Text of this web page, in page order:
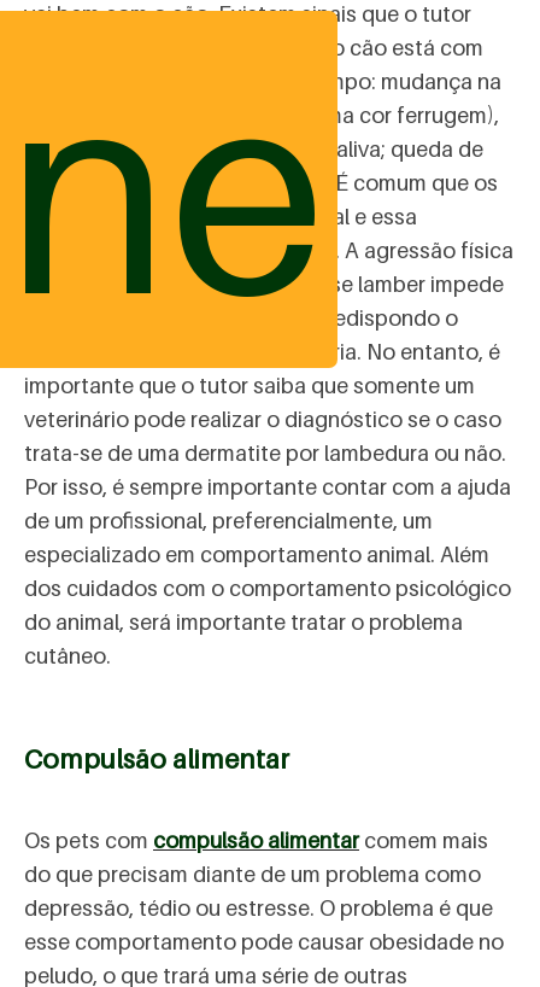
vai bem com o cão. Existem sinais que o tutor
deve notar caso desconfie que o cão está com
“mania” de se lamber todo o tempo: mudança na
coloração do pelo na região (uma cor ferrugem),
que ocorre devido à acidez da saliva; queda de
pelos, ferida na região afetada. É comum que os
cães comecem a lamber um local e essa
constante provoque uma ferida. A agressão física
causada pelo ato repetitivo de se lamber impede
a ferida de cicatrizar e acaba predispondo o
animal a uma infecção secundária. No entanto, é
importante que o tutor saiba que somente um
veterinário pode realizar o diagnóstico se o caso
trata-se de uma dermatite por lambedura ou não.
Por isso, é sempre importante contar com a ajuda
de um profissional, preferencialmente, um
especializado em comportamento animal. Além
dos cuidados com o comportamento psicológico
do animal, será importante tratar o problema
cutâneo.
Compulsão alimentar
Os pets com compulsão alimentarcomem mais
do que precisam diante de um problema como
depressão, tédio ou estresse. O problema é que
esse comportamento pode causar obesidade no
peludo, o que trará uma série de outras